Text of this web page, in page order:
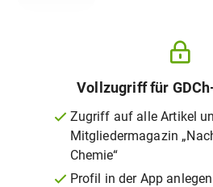
Vollzugriff für
Zugriff auf alle Artikel
Mitgliedermagazin
Chemie“
Profil in der App